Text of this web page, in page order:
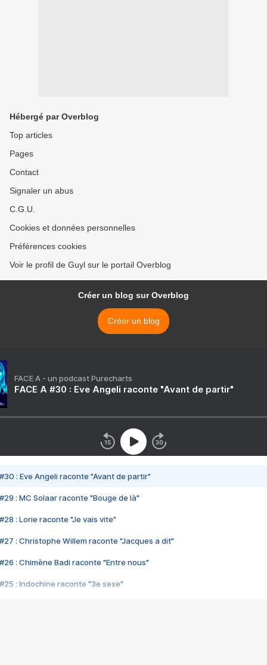
Hébergé par Overblog
Top articles
Pages
Contact
Signaler un abus
C.G.U.
Cookies et données personnelles
Préférences cookies
Voir le profil de Guyl sur le portail Overblog
Créer un blog sur Overblog
Créer un blog
FACE A - un podcast Purecharts
FACE A #30 : Eve Angeli raconte "Avant de partir"
#30 : Eve Angeli raconte "Avant de partir"
#29 : MC Solaar raconte "Bouge de là"
#28 : Lorie raconte "Je vais vite"
#27 : Christophe Willem raconte "Jacques a dit"
#26 : Chimène Badi raconte "Entre nous"
#25 : Indochine raconte "3e sexe"